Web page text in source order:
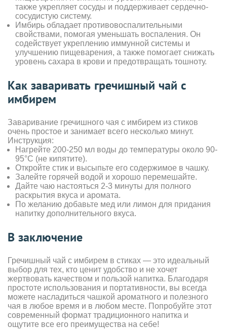
также укрепляет сосуды и поддерживает сердечно-
сосудистую систему.
Имбирь обладает противовоспалительными
свойствами, помогая уменьшать воспаления. Он
содействует укреплению иммунной системы и
улучшению пищеварения, а также помогает снижать
уровень сахара в крови и предотвращать тошноту.
Как заваривать гречишный чай с
имбирем
Заваривание гречишного чая с имбирем из стиков
очень простое и занимает всего несколько минут.
Инструкция:
Нагрейте 200-250 мл воды до температуры около 90-
95°C (не кипятите).
Откройте стик и высыпьте его содержимое в чашку.
Залейте горячей водой и хорошо перемешайте.
Дайте чаю настояться 2-3 минуты для полного
раскрытия вкуса и аромата.
По желанию добавьте мед или лимон для придания
напитку дополнительного вкуса.
В заключение
Гречишный чай с имбирем в стиках — это идеальный
выбор для тех, кто ценит удобство и не хочет
жертвовать качеством и пользой напитка. Благодаря
простоте использования и портативности, вы всегда
можете насладиться чашкой ароматного и полезного
чая в любое время и в любом месте. Попробуйте этот
современный формат традиционного напитка и
ощутите все его преимущества на себе!